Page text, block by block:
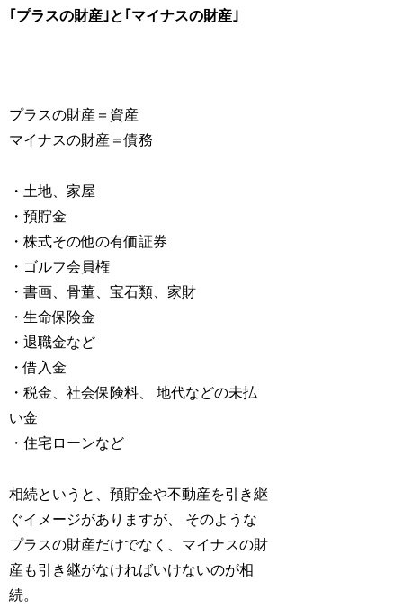
｢プラスの財産｣と｢マイナスの財産｣
プラスの財産＝資産
マイナスの財産＝債務
・土地、家屋
・預貯金
・株式その他の有価証券
・ゴルフ会員権
・書画、骨董、宝石類、家財
・生命保険金
・退職金など
・借入金
・税金、社会保険料、 地代などの未払
い金
・住宅ローンなど
相続というと、預貯金や不動産を引き継
ぐイメージがありますが、 そのような
プラスの財産だけでなく、マイナスの財
産も引き継がなければいけないのが相
続。